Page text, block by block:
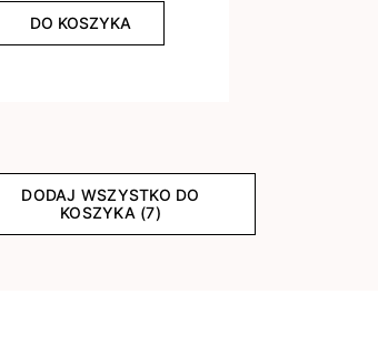
DO KOSZYKA
DODAJ WSZYSTKO DO
KOSZYKA (7)